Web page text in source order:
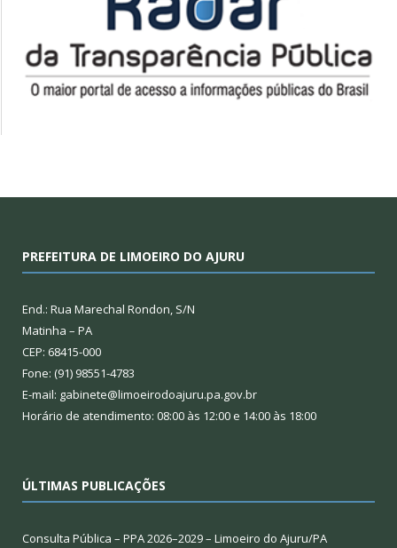
PREFEITURA DE LIMOEIRO DO AJURU
End.: Rua Marechal Rondon, S/N
Matinha – PA
CEP: 68415-000
Fone: (91) 98551-4783
E-mail: gabinete@limoeirodoajuru.pa.gov.br
Horário de atendimento: 08:00 às 12:00 e 14:00 às 18:00
ÚLTIMAS PUBLICAÇÕES
Consulta Pública – PPA 2026–2029 – Limoeiro do Ajuru/PA